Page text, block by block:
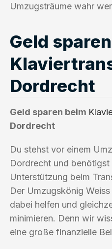
Umzugsträume wahr
Geld
Dordrecht
Geld sparen beim
Dordrecht
Du stehst vor einem
Dordrecht und
Unterstützung beim
Der Umzugskönig
dabei helfen und
minimieren. Denn wir
eine große finanzielle